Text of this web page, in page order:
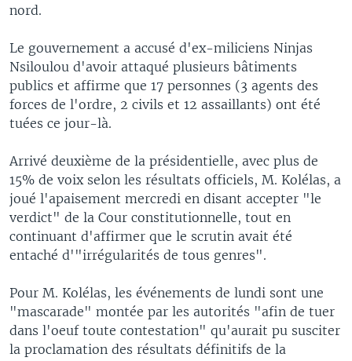
nord.
Le gouvernement a accusé d'ex-miliciens Ninjas
Nsiloulou d'avoir attaqué plusieurs bâtiments
publics et affirme que 17 personnes (3 agents des
forces de l'ordre, 2 civils et 12 assaillants) ont été
tuées ce jour-là.
Arrivé deuxième de la présidentielle, avec plus de
15% de voix selon les résultats officiels, M. Kolélas, a
joué l'apaisement mercredi en disant accepter "le
verdict" de la Cour constitutionnelle, tout en
continuant d'affirmer que le scrutin avait été
entaché d'"irrégularités de tous genres".
Pour M. Kolélas, les événements de lundi sont une
"mascarade" montée par les autorités "afin de tuer
dans l'oeuf toute contestation" qu'aurait pu susciter
la proclamation des résultats définitifs de la